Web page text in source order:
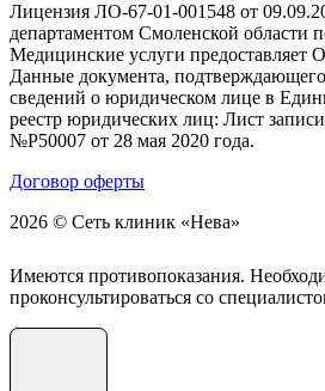
Лицензия ЛО-67-01-001548 от
департаментом Смоленской области
Медицинские услуги
Данные документа,
сведений о юридическом лице в
реестр юридических лиц: Лист
№Р50007 от 28 мая 2020 года.
Договор оферты
2026 © Сеть клиник «Нева»
Имеются противопоказания.
проконсультироваться со